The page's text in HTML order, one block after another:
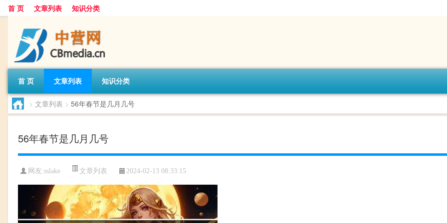
首 页 文章列表 知识分类
首 页 文章列表 知识分类
> 文章列表 > 56年春节是几月几号
56年春节是几月几号
网友:sslake 文章列表 2024-02-13 08:33:15